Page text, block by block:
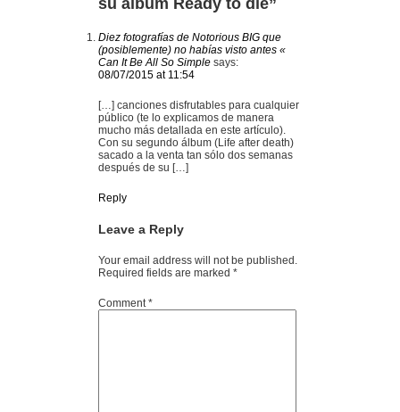
Diez fotografías de Notorious BIG que
(posiblemente) no habías visto antes «
Can It Be All So Simple says:
08/07/2015 at 11:54
[…] canciones disfrutables para cualquier
público (te lo explicamos de manera
mucho más detallada en este artículo).
Con su segundo álbum (Life after death)
sacado a la venta tan sólo dos semanas
después de su […]
Reply
Leave a Reply
Your email address will not be published.
Required fields are marked *
Comment *